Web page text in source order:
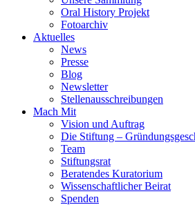
Oral History Projekt
Fotoarchiv
Aktuelles
News
Presse
Blog
Newsletter
Stellenausschreibungen
Mach Mit
Vision und Auftrag
Die Stiftung –
Team
Stiftungsrat
Beratendes Kuratorium
Wissenschaftlicher Beirat
Spenden